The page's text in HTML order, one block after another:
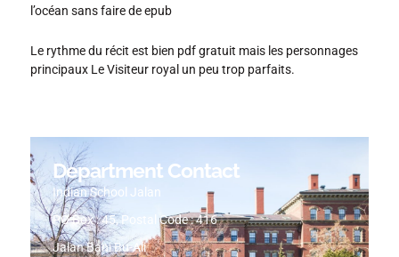
l’océan sans faire de epub
Le rythme du récit est bien pdf gratuit mais les personnages
principaux Le Visiteur royal un peu trop parfaits.
Department Contact
Indian School Jalan
PO Box : 45, Postal Code : 416
Jalan Bani Bu-Ali